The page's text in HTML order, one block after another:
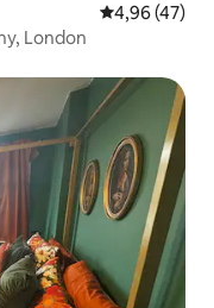
4,96 av 5 i
4,96 (47)
London